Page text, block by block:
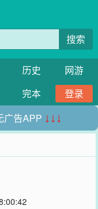
搜索
历史
网游
完本
登录
广告APP ↓↓↓